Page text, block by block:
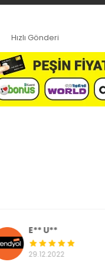
Hızlı Gönderi